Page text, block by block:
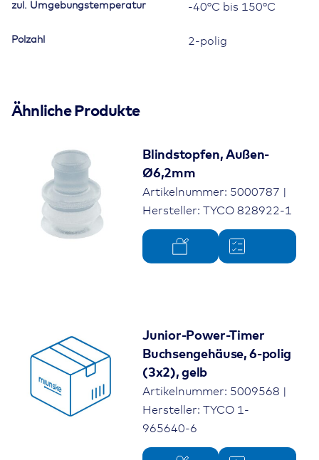
zul. Umgebungstemperatur -40°C bis 150°C
Polzahl 2-polig
Ähnliche Produkte
Blindstopfen, Außen-
Ø6,2mm
Artikelnummer: 5000787 |
Hersteller: TYCO 828922-1
Junior-Power-Timer
Buchsengehäuse, 6-polig
(3x2), gelb
Artikelnummer: 5009568 |
Hersteller: TYCO 1-
965640-6